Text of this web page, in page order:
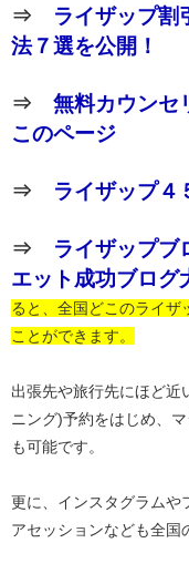
⇒ ライザップ割
法７選を公開！
⇒ 無料カウンセ
このページ
⇒ ライザップ４
⇒ ライザップ
エット成功ブログ
ると、全国どこのライザ
ことができます。
出張先や旅行先にほど近
ニング)予約をはじめ、
も可能です。
更に、インスタグラムや
アセッションなども全国